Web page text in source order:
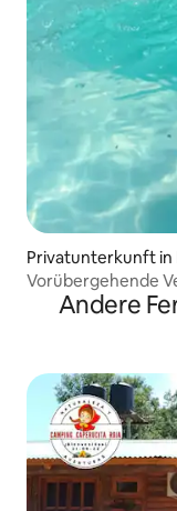
Privatunterkunft in
Vorübergehende
Andere